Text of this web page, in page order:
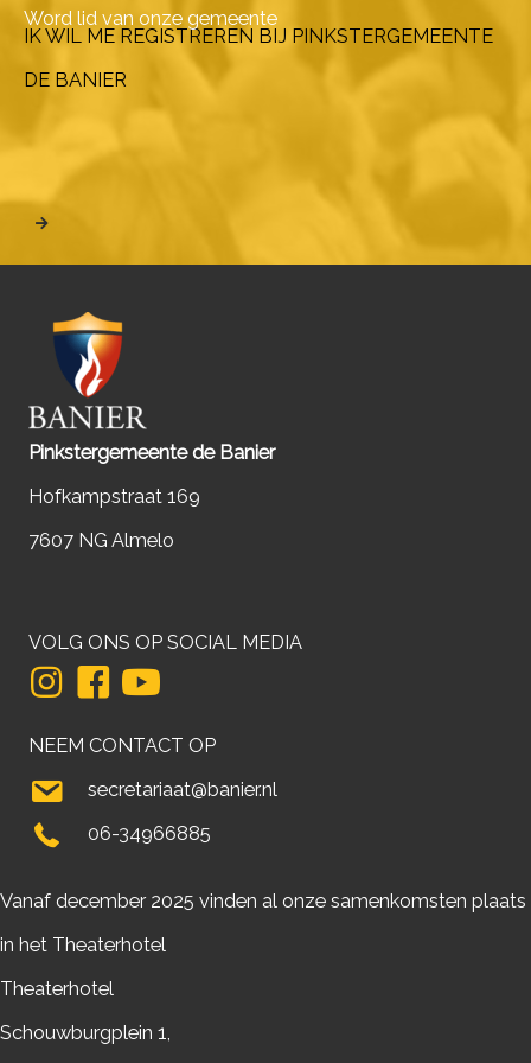
Word lid van onze gemeente
IK WIL ME REGISTREREN BIJ PINKSTERGEMEENTE
DE BANIER
Pinkstergemeente de Banier
Hofkampstraat 169
7607 NG Almelo
VOLG ONS OP SOCIAL MEDIA
NEEM CONTACT OP
secretariaat@banier.nl
06-34966885
Vanaf december 2025 vinden al onze samenkomsten plaats
in het Theaterhotel
Theaterhotel
Schouwburgplein 1,